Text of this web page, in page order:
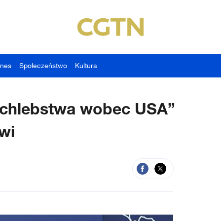
Społeczeństwo Kultura
wobec USA”